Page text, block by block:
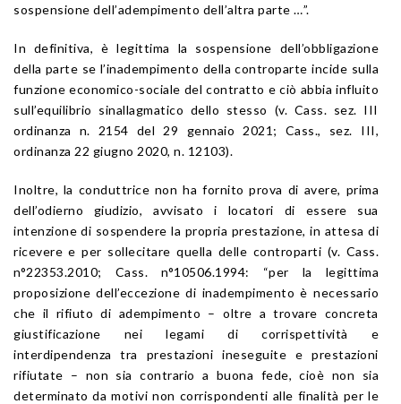
sospensione dell’adempimento dell’altra parte …”.
In definitiva, è legittima la sospensione dell’obbligazione
della parte se l’inadempimento della controparte incide sulla
funzione economico-sociale del contratto e ciò abbia influito
sull’equilibrio sinallagmatico dello stesso (v. Cass. sez. III
ordinanza n. 2154 del 29 gennaio 2021; Cass., sez. III,
ordinanza 22 giugno 2020, n. 12103).
Inoltre, la conduttrice non ha fornito prova di avere, prima
dell’odierno giudizio, avvisato i locatori di essere sua
intenzione di sospendere la propria prestazione, in attesa di
ricevere e per sollecitare quella delle controparti (v. Cass.
n°22353.2010; Cass. n°10506.1994: “per la legittima
proposizione dell’eccezione di inadempimento è necessario
che il rifiuto di adempimento – oltre a trovare concreta
giustificazione nei legami di corrispettività e
interdipendenza tra prestazioni ineseguite e prestazioni
rifiutate – non sia contrario a buona fede, cioè non sia
determinato da motivi non corrispondenti alle finalità per le